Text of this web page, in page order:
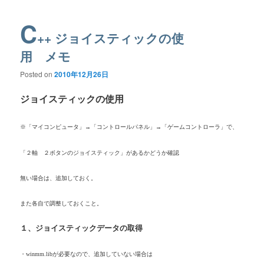
C++ ジョイスティックの使
用 メモ
Posted on2010年12月26日
ジョイスティックの使用
※「マイコンピュータ」→「コントロールパネル」→「ゲームコントローラ」で、
「２軸 ２ボタンのジョイスティック」があるかどうか確認
無い場合は、追加しておく。
また各自で調整しておくこと。
１、ジョイスティックデータの取得
・winmm.libが必要なので、追加していない場合は